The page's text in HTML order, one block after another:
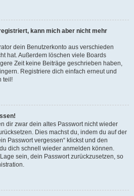
kann mich aber nicht mehr
dein Benutzerkonto aus verschieden
hat. Außerdem löschen viele Boards
Zeit keine Beiträge geschrieben haben,
Registriere dich einfach erneut und
teil!
dir zwar dein altes Passwort nicht wieder
Dies machst du, indem du auf der
Passwort vergessen“ klickst und den
dich schnell wieder anmelden können.
sein, dein Passwort zurückzusetzen, so